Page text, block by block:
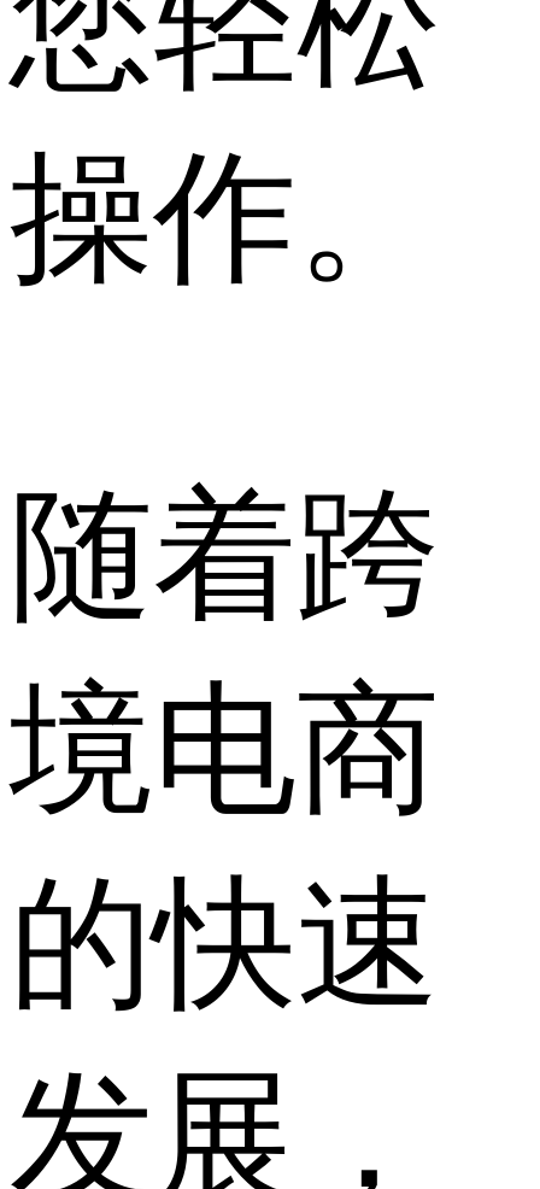
操作。
随着跨
境电商
的快速
发展，